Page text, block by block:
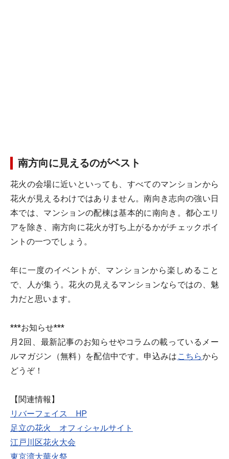
南方向に見えるのがベスト
花火の会場に近いといっても、すべてのマンションから
花火が見えるわけではありません。南向き志向の強い日
本では、マンションの配棟は基本的に南向き。都心エリ
アを除き、南方向に花火が打ち上がるかがチェックポイ
ントの一つでしょう。
年に一度のイベントが、マンションから楽しめること
で、人が集う。花火の見えるマンションならではの、魅
力だと思います。
***お知らせ***
月2回、最新記事のお知らせやコラムの載っているメー
ルマガジン（無料）を配信中です。申込みは こちらから
どうぞ！
【関連情報】
リバーフェイス HP
足立の花火 オフィシャルサイト
江戸川区花火大会
東京湾大華火祭